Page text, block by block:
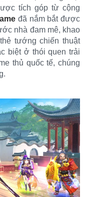
tích góp từ cộng
đã nắm bắt được
nhà đam mê, khao
tướng chiến thuật
biệt ở thói quen trải
thủ quốc tế, chúng